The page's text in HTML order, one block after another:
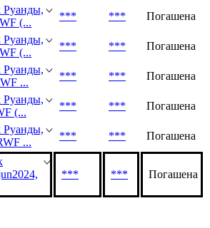
Руанды,
(...
*** ***
Погашена
Руанды,
(...
*** ***
Погашена
Руанды,
...
*** ***
Погашена
Руанды,
(...
*** ***
Погашена
Руанды,
...
*** *** Погашена
*** *** Погашена